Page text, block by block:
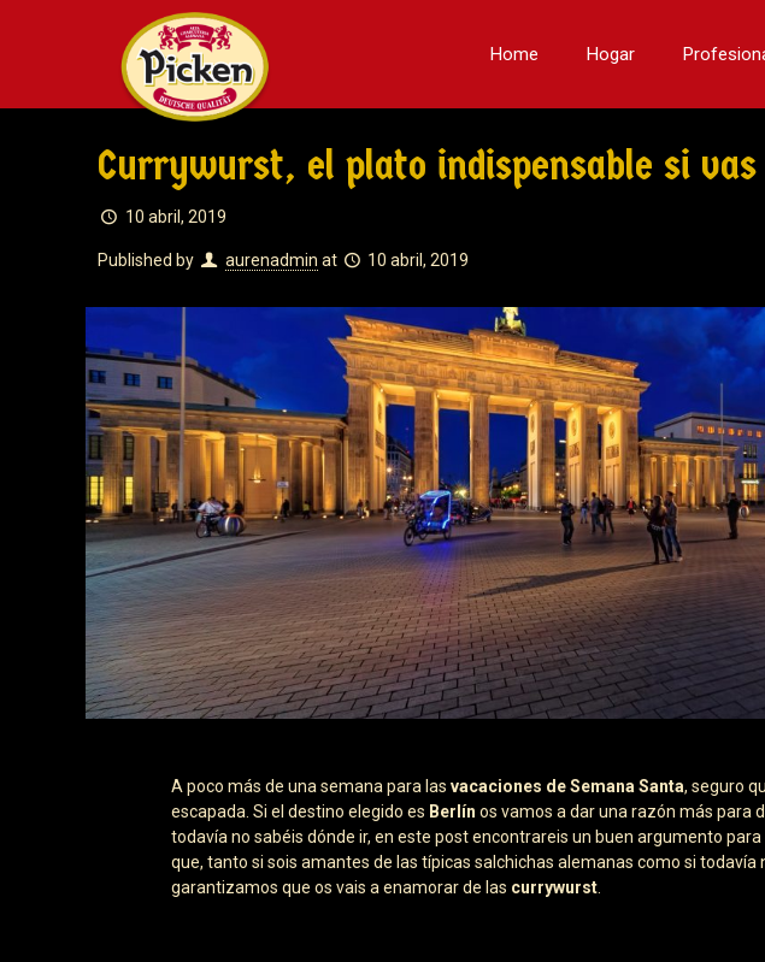
Home Hogar
Currywurst, el plato indispensable si
10 abril, 2019
Published by aurenadmin at 10 abril, 2019
A poco más de una semana para las vacaciones de Semana Santa, seguro
escapada. Si el destino elegido es Berlín os vamos a dar una razón más para
todavía no sabéis dónde ir, en este post encontrareis un buen argumento
que, tanto si sois amantes de las típicas salchichas alemanas como si todavía
garantizamos que os vais a enamorar de las currywurst